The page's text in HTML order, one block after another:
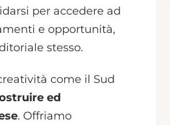
per accedere ad
e opportunità,
stesso.
come il Sud
ed
. Offriamo